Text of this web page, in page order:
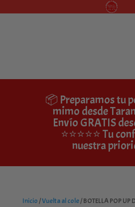
📦 Preparamos tu
mimo desde
Envío GRATIS
⭐⭐⭐⭐⭐ Tu
nuestra
Inicio /Vuelta al cole/ BOTELLA POP UP